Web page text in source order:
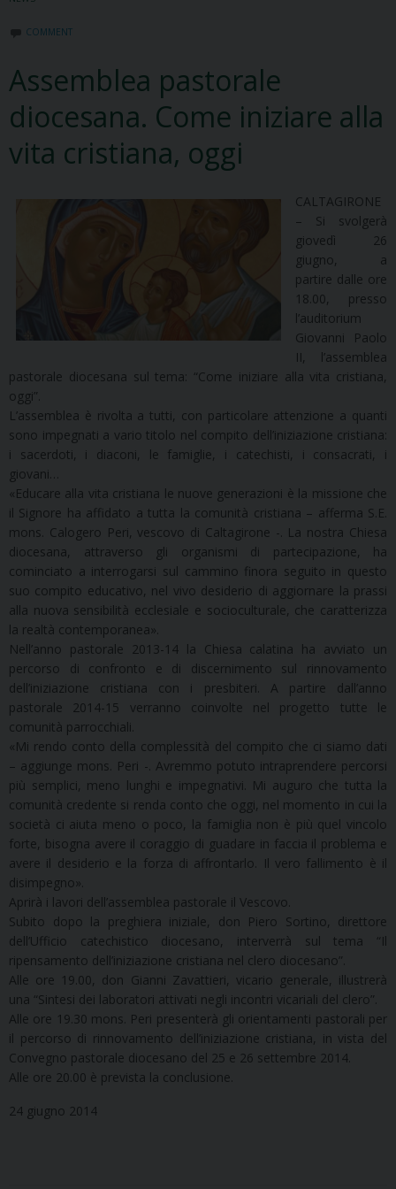
COMMENT
Assemblea pastorale
diocesana. Come iniziare alla
vita cristiana, oggi
CALTAGIRONE
– Si svolgerà
giovedì 26
giugno, a
partire dalle ore
18.00, presso
l’auditorium
Giovanni Paolo
II, l’assemblea
pastorale diocesana sul tema: “Come iniziare alla vita cristiana,
oggi”.
L’assemblea è rivolta a tutti, con particolare attenzione a quanti
sono impegnati a vario titolo nel compito dell’iniziazione cristiana:
i sacerdoti, i diaconi, le famiglie, i catechisti, i consacrati, i
giovani…
«Educare alla vita cristiana le nuove generazioni è la missione che
il Signore ha affidato a tutta la comunità cristiana – afferma S.E.
mons. Calogero Peri, vescovo di Caltagirone -. La nostra Chiesa
diocesana, attraverso gli organismi di partecipazione, ha
cominciato a interrogarsi sul cammino finora seguito in questo
suo compito educativo, nel vivo desiderio di aggiornare la prassi
alla nuova sensibilità ecclesiale e socioculturale, che caratterizza
la realtà contemporanea».
Nell’anno pastorale 2013-14 la Chiesa calatina ha avviato un
percorso di confronto e di discernimento sul rinnovamento
dell’iniziazione cristiana con i presbiteri. A partire dall’anno
pastorale 2014-15 verranno coinvolte nel progetto tutte le
comunità parrocchiali.
«Mi rendo conto della complessità del compito che ci siamo dati
– aggiunge mons. Peri -. Avremmo potuto intraprendere percorsi
più semplici, meno lunghi e impegnativi. Mi auguro che tutta la
comunità credente si renda conto che oggi, nel momento in cui la
società ci aiuta meno o poco, la famiglia non è più quel vincolo
forte, bisogna avere il coraggio di guadare in faccia il problema e
avere il desiderio e la forza di affrontarlo. Il vero fallimento è il
disimpegno».
Aprirà i lavori dell’assemblea pastorale il Vescovo.
Subito dopo la preghiera iniziale, don Piero Sortino, direttore
dell’Ufficio catechistico diocesano, interverrà sul tema “Il
ripensamento dell’iniziazione cristiana nel clero diocesano”.
Alle ore 19.00, don Gianni Zavattieri, vicario generale, illustrerà
una “Sintesi dei laboratori attivati negli incontri vicariali del clero”.
Alle ore 19.30 mons. Peri presenterà gli orientamenti pastorali per
il percorso di rinnovamento dell’iniziazione cristiana, in vista del
Convegno pastorale diocesano del 25 e 26 settembre 2014.
Alle ore 20.00 è prevista la conclusione.
24 giugno 2014